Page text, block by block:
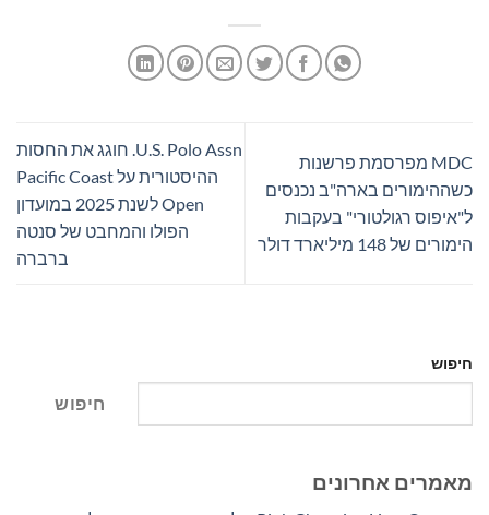
MDC מפרסמת פרשנות
כשההימורים בארה"ב נכנסים
ל"איפוס רגולטורי" בעקבות
הימורים של 148 מיליארד דולר
U.S. Polo Assn. חוגג את החסות
ההיסטורית על Pacific Coast
Open לשנת 2025 במועדון
הפולו והמחבט של סנטה
ברברה
חיפוש
חיפוש
מאמרים אחרונים